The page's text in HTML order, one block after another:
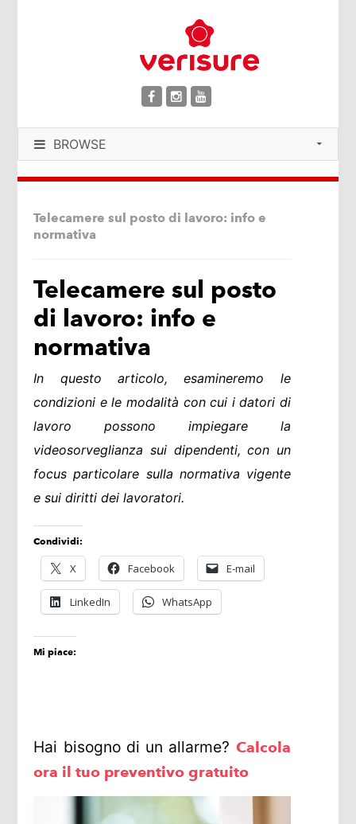
BROWSE
Telecamere sul posto di lavoro: info e
normativa
Telecamere sul posto
di lavoro: info e
normativa
In questo articolo, esamineremo le
condizioni e le modalità con cui i datori di
lavoro possono impiegare la
videosorveglianza sui dipendenti, con un
focus particolare sulla normativa vigente
e sui diritti dei lavoratori.
Condividi:
X Facebook E-mail
LinkedIn WhatsApp
Mi piace:
Hai bisogno di un allarme? Calcola
ora il tuo preventivo gratuito